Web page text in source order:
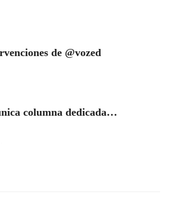
de @vozed
columna dedicada…